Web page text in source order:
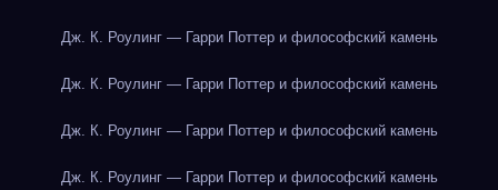
Дж. К. Роулинг — Гарри Поттер и философский камень
Дж. К. Роулинг — Гарри Поттер и философский камень
Дж. К. Роулинг — Гарри Поттер и философский камень
Дж. К. Роулинг — Гарри Поттер и философский камень